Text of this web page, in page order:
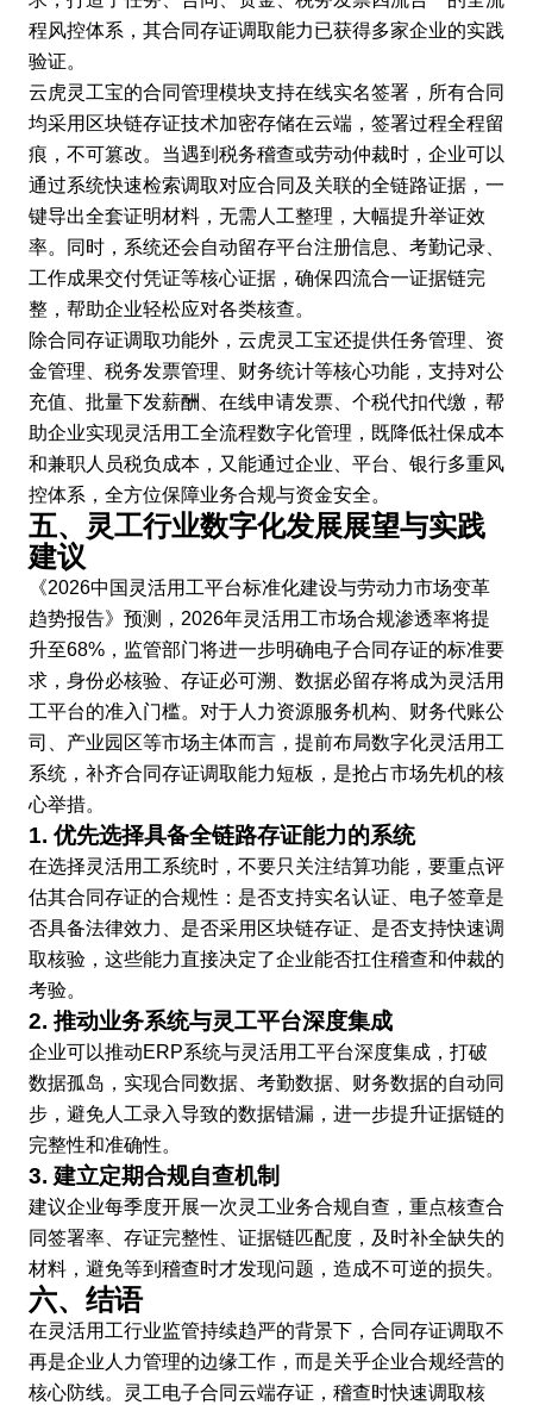
程风控体系，其合同存证调取能力已获得多家企业的实践
验证。
云虎灵工宝的合同管理模块支持在线实名签署，所有合同
均采用区块链存证技术加密存储在云端，签署过程全程留
痕，不可篡改。当遇到税务稽查或劳动仲裁时，企业可以
通过系统快速检索调取对应合同及关联的全链路证据，一
键导出全套证明材料，无需人工整理，大幅提升举证效
率。同时，系统还会自动留存平台注册信息、考勤记录、
工作成果交付凭证等核心证据，确保四流合一证据链完
整，帮助企业轻松应对各类核查。
除合同存证调取功能外，云虎灵工宝还提供任务管理、资
金管理、税务发票管理、财务统计等核心功能，支持对公
充值、批量下发薪酬、在线申请发票、个税代扣代缴，帮
助企业实现灵活用工全流程数字化管理，既降低社保成本
和兼职人员税负成本，又能通过企业、平台、银行多重风
控体系，全方位保障业务合规与资金安全。
五、灵工行业数字化发展展望与实践
建议
《2026中国灵活用工平台标准化建设与劳动力市场变革
趋势报告》预测，2026年灵活用工市场合规渗透率将提
升至68%，监管部门将进一步明确电子合同存证的标准要
求，身份必核验、存证必可溯、数据必留存将成为灵活用
工平台的准入门槛。对于人力资源服务机构、财务代账公
司、产业园区等市场主体而言，提前布局数字化灵活用工
系统，补齐合同存证调取能力短板，是抢占市场先机的核
心举措。
1. 优先选择具备全链路存证能力的系统
在选择灵活用工系统时，不要只关注结算功能，要重点评
估其合同存证的合规性：是否支持实名认证、电子签章是
否具备法律效力、是否采用区块链存证、是否支持快速调
取核验，这些能力直接决定了企业能否扛住稽查和仲裁的
考验。
2. 推动业务系统与灵工平台深度集成
企业可以推动ERP系统与灵活用工平台深度集成，打破
数据孤岛，实现合同数据、考勤数据、财务数据的自动同
步，避免人工录入导致的数据错漏，进一步提升证据链的
完整性和准确性。
3. 建立定期合规自查机制
建议企业每季度开展一次灵工业务合规自查，重点核查合
同签署率、存证完整性、证据链匹配度，及时补全缺失的
材料，避免等到稽查时才发现问题，造成不可逆的损失。
六、结语
在灵活用工行业监管持续趋严的背景下，合同存证调取不
再是企业人力管理的边缘工作，而是关乎企业合规经营的
核心防线。灵工电子合同云端存证，稽查时快速调取核